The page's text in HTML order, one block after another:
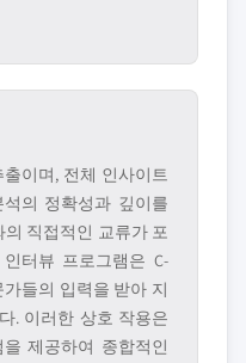
이며, 전체 인사이트
의 정확성과 깊이를
직접적인 교류가 포
터뷰 프로그램은 C-
들의 입력을 받아 지
. 이러한 상호 작용은
제공하여 종합적인